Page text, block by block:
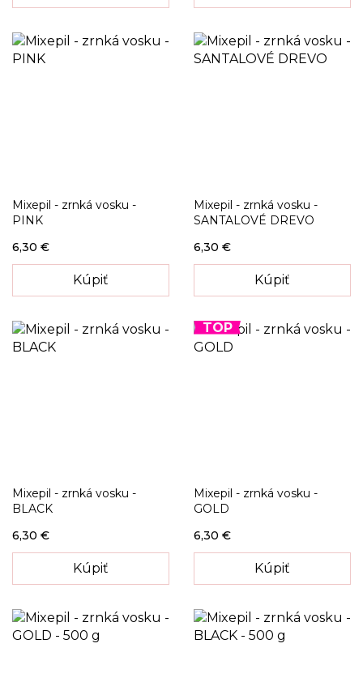
Mixepil - zrnká vosku -
PINK
6,30 €
Kúpiť
Mixepil - zrnká vosku -
SANTALOVÉ DREVO
6,30 €
Kúpiť
Mixepil - zrnká vosku -
BLACK
6,30 €
Kúpiť
TOP
Mixepil - zrnká vosku -
GOLD
6,30 €
Kúpiť